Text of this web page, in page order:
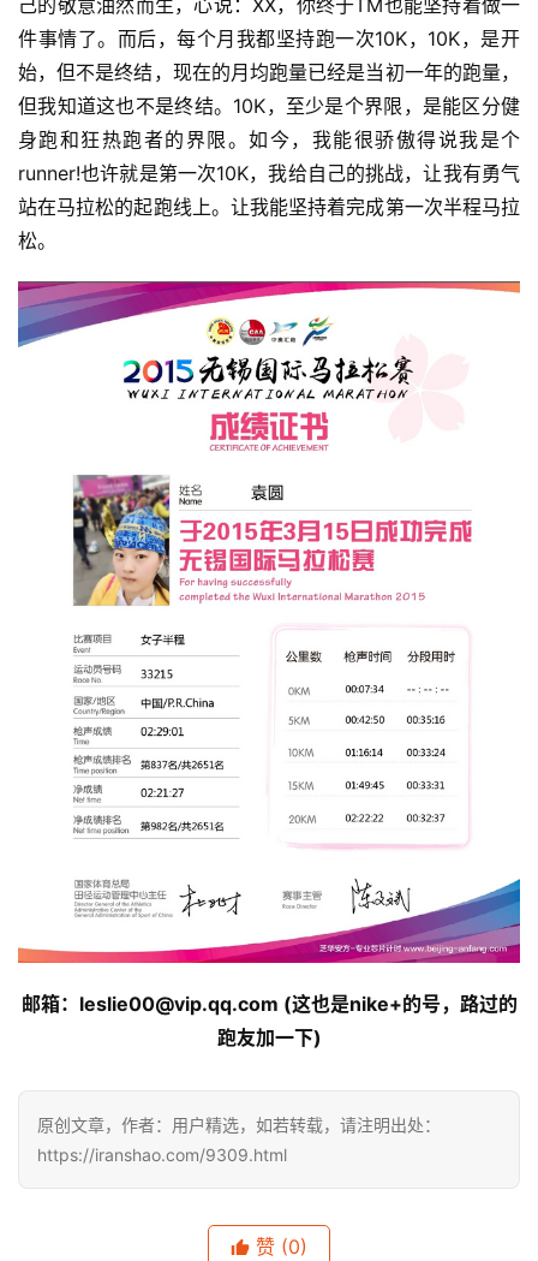
选
己的敬意油然而生，心说：XX，你终于TM也能坚持着做一
件事情了。而后，每个月我都坚持跑一次10K，10K，是开
始，但不是终结，现在的月均跑量已经是当初一年的跑量，
但我知道这也不是终结。10K，至少是个界限，是能区分健
身跑和狂热跑者的界限。如今，我能很骄傲得说我是个
runner!也许就是第一次10K，我给自己的挑战，让我有勇气
站在马拉松的起跑线上。让我能坚持着完成第一次半程马拉
松。
邮箱：leslie00@vip.qq.com (这也是nike+的号，路过的
跑友加一下)
原创文章，作者：用户精选，如若转载，请注明出处：
https://iranshao.com/9309.html
赞 (0)